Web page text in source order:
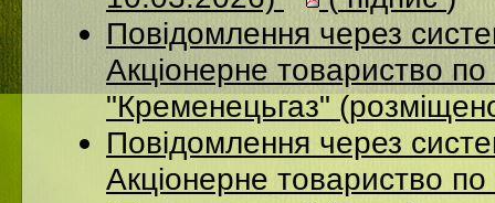
Повідомлення через
Акціонерне товариство по
"Кременецьгаз"
Повідомлення через
Акціонерне товариство по